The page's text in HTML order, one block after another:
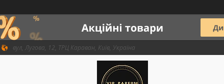
вул, Лугова, 12, ТРЦ Караван, Київ, Україна